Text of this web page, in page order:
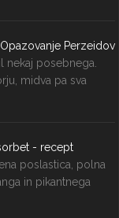
Perzeidov
nekaj posebnega.
midva pa sva
- recept
poslastica, polna
in pikantnega